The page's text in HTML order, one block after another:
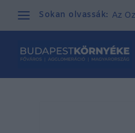
Sokan olvassák: Az